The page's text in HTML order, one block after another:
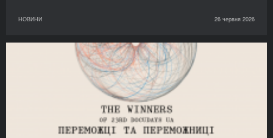
НОВИНИ 26 червня 2026